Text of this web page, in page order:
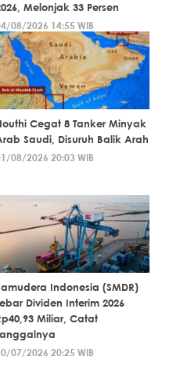
Melonjak 33 Persen
08/2026 14:55 WIB
Cegat 8 Tanker Minyak
Saudi, Disuruh Balik Arah
08/2026 20:03 WIB
Indonesia (SMDR)
Dividen Interim 2026
Miliar, Catat
07/2026 20:25 WIB